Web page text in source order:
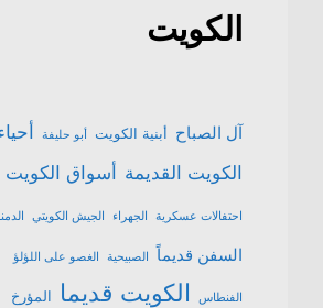
الكويت
آل الصباح أبنية الكويت أبو حليفة
الكويت القديمة أسواق الكويت
احتفالات عسكرية الجهراء الجيش الكويتي
السفن قديماً الصبيحية الغصو على اللؤلؤ
الفنطاس الكويت قديما المؤرخ